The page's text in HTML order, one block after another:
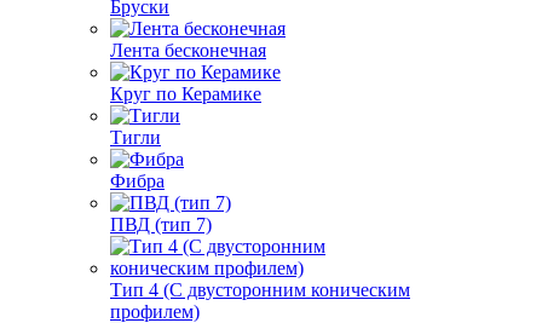
Бруски
Лента бесконечная
Круг по Керамике
Тигли
Фибра
ПВД (тип 7)
Тип 4 (С двусторонним коническим
профилем)